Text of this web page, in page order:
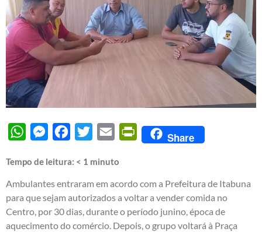
WhatsAppMessengerFacebook
Twitter Email PrintFriendly
Share
Tempo de leitura: < 1 minuto
Ambulantes entraram em acordo com a Prefeitura de Itabuna
para que sejam autorizados a voltar a vender comida no
Centro, por 30 dias, durante o período junino, época de
aquecimento do comércio. Depois, o grupo voltará à Praça